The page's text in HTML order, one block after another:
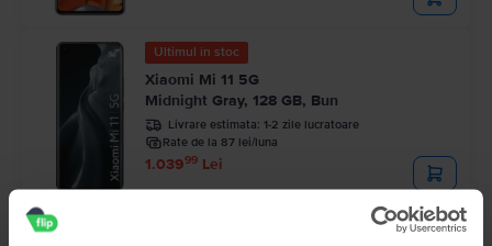
Ultimul în stoc
Xiaomi Mi 11 5G
Midnight Gray, 128 GB, Bun
Livrare estimata: 1-2 zile lucratoare
Rate de la 87 lei/luna
1.03999 Lei